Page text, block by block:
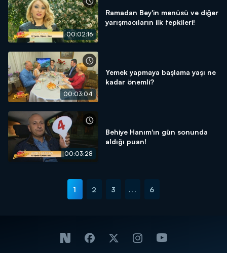
00:02:16
Ramadan Bey'in menüsü ve diğer
yarışmacıların ilk tepkileri!
00:03:04
Yemek yapmaya başlama yaşı ne
kadar önemli?
00:03:28
Behiye Hanım'ın gün sonunda
aldığı puan!
1 2 3 ... 6